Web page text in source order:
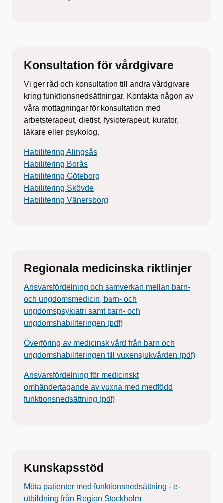
Konsultation för vårdgivare
Vi ger råd och konsultation till andra vårdgivare
kring funktionsnedsättningar. Kontakta någon av
våra mottagningar för konsultation med
arbetsterapeut, dietist, fysioterapeut, kurator,
läkare eller psykolog.
Habilitering Alingsås
Habilitering Borås
Habilitering Göteborg
Habilitering Skövde
Habilitering Vänersborg
Regionala medicinska riktlinjer
Ansvarsfördelning och samverkan mellan barn-
och ungdomsmedicin, barn- och
ungdomspsykiatri samt barn- och
ungdomshabiliteringen (pdf)
Överföring av medicinsk vård från barn och
ungdomshabiliteringen till vuxensjukvården (pdf)
Ansvarsfördelning för medicinskt
omhändertagande av vuxna med medfödd
funktionsnedsättning (pdf)
Kunskapsstöd
Möta patienter med funktionsnedsättning - e-
utbildning från Region Stockholm